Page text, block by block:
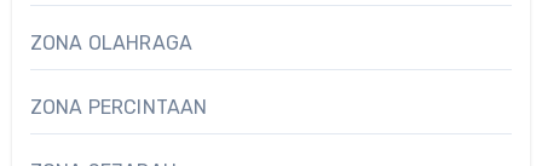
ZONA OLAHRAGA
ZONA PERCINTAAN